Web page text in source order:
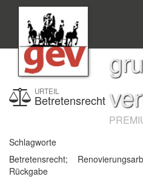
URTEIL
Betretensrecht
Schlagworte
Betretensrecht;
Rückgabe